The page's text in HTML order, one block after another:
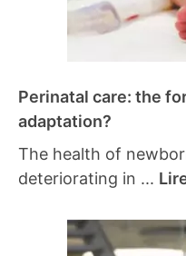
Perinatal care: the
adaptation?
The health of
deteriorating in ...